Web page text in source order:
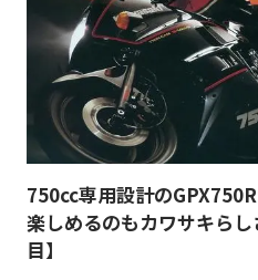
750cc専用設計の
楽しめるのもカワサキら
目】